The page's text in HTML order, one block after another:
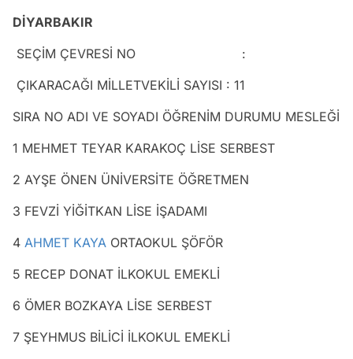
DİYARBAKIR
SEÇİM ÇEVRESİ NO :
ÇIKARACAĞI MİLLETVEKİLİ SAYISI : 11
SIRA NO ADI VE SOYADI ÖĞRENİM DURUMU MESLEĞİ
1 MEHMET TEYAR KARAKOÇ LİSE SERBEST
2 AYŞE ÖNEN ÜNİVERSİTE ÖĞRETMEN
3 FEVZİ YİĞİTKAN LİSE İŞADAMI
4 AHMET KAYA ORTAOKUL ŞÖFÖR
5 RECEP DONAT İLKOKUL EMEKLİ
6 ÖMER BOZKAYA LİSE SERBEST
7 ŞEYHMUS BİLİCİ İLKOKUL EMEKLİ